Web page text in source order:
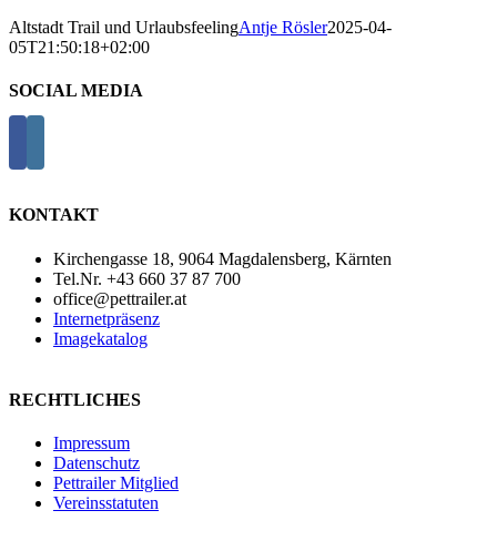
Altstadt Trail und UrlaubsfeelingAntje Rösler2025-04-
05T21:50:18+02:00
SOCIAL MEDIA
KONTAKT
Kirchengasse 18, 9064 Magdalensberg, Kärnten
Tel.Nr. +43 660 37 87 700
office@pettrailer.at
Internetpräsenz
Imagekatalog
RECHTLICHES
Impressum
Datenschutz
Pettrailer Mitglied
Vereinsstatuten